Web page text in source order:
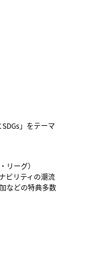
」をテーマ
リーグ）
ビリティの潮流
などの特典多数